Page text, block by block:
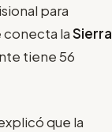
para
conecta laSierra
tiene 56
que la